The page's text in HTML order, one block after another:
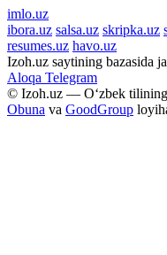
imlo.uz
ibora.uz salsa.uz skripka.uz
resumes.uz havo.uz
Izoh.uz saytining bazasida
Aloqa Telegram
© Izoh.uz — O‘zbek
Obuna va GoodGroup